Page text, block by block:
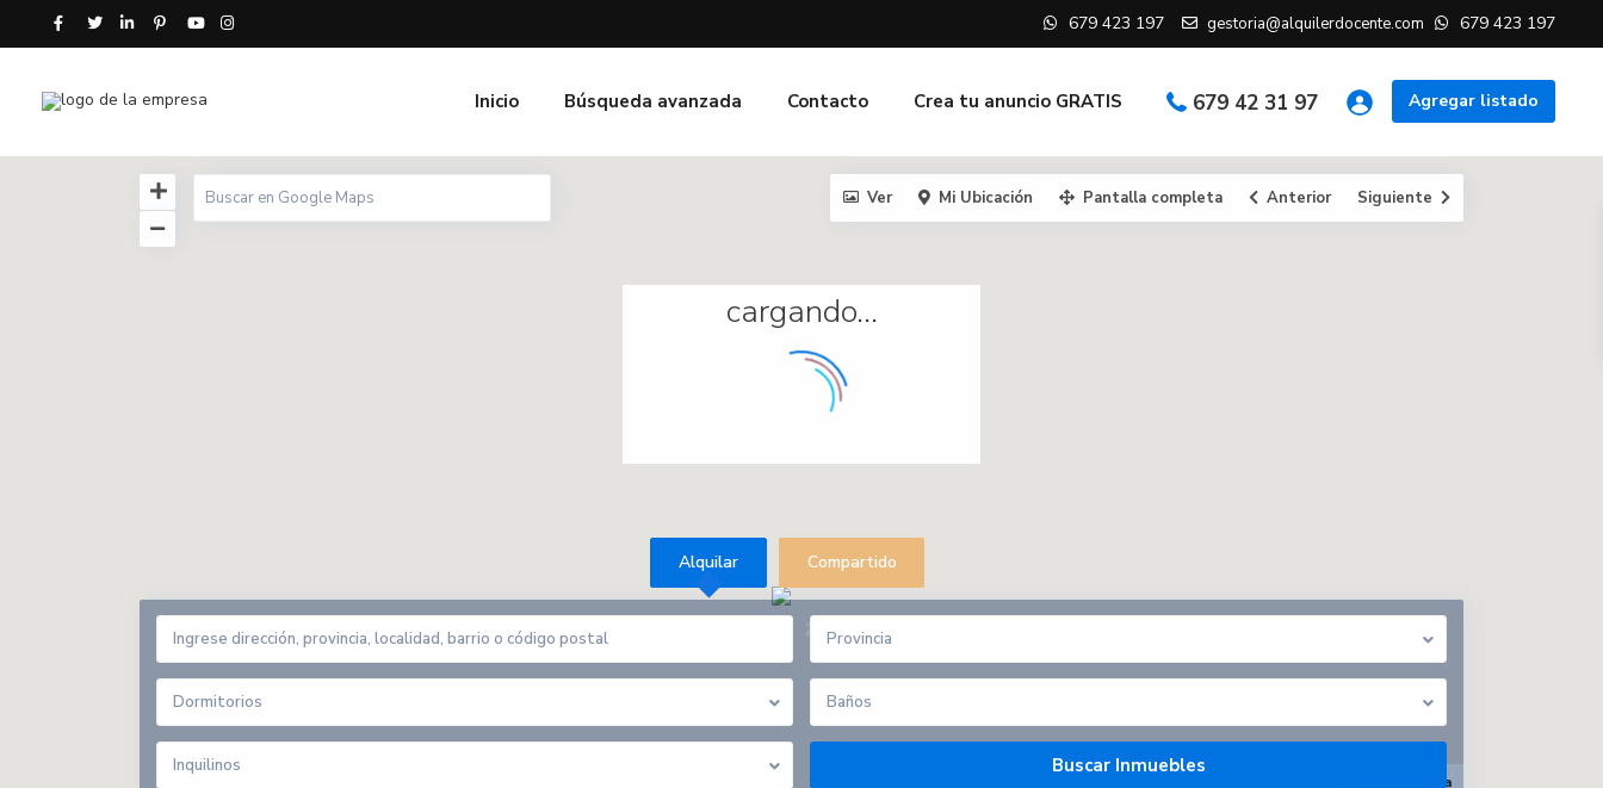
679 423 197 gestoria@alquilerdocente.com 679 423 197
Agregar listado
679 42 31 97
Inicio Búsqueda avanzada Contacto Crea tu anuncio GRATIS
462
cargando...
abrir mapa
Ver Mi Ubicación Pantalla completa Anterior Siguiente
Alquilar Compartido
Provincia
Dormitorios Baños
Inquilinos